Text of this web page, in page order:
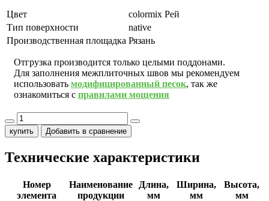
Цвет
colormix Рей
Тип поверхности
native
Производственная площадка Рязань
Отгрузка производится только целыми поддонами.
Для заполнения межплиточных швов мы рекомендуем
использовать модифицированный песок, так же
ознакомиться с правилами мощения
купить Добавить в сравнение
Технические характеристики
Номер
элемента
Наименование
продукции
Длина,
мм
Ширина,
мм
Высота,
мм